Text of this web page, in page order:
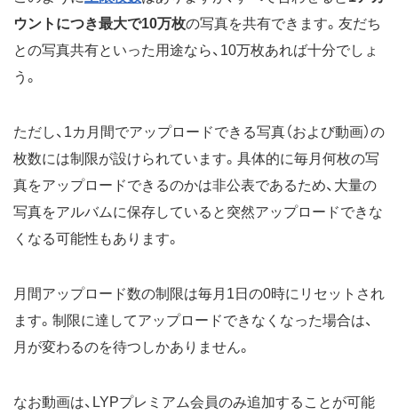
ウントにつき最大で10万枚の写真を共有できます。友だち
との写真共有といった用途なら、10万枚あれば十分でしょ
う。
ただし、1カ月間でアップロードできる写真（および動画）の
枚数には制限が設けられています。具体的に毎月何枚の写
真をアップロードできるのかは非公表であるため、大量の
写真をアルバムに保存していると突然アップロードできな
くなる可能性もあります。
月間アップロード数の制限は毎月1日の0時にリセットされ
ます。制限に達してアップロードできなくなった場合は、
月が変わるのを待つしかありません。
なお動画は、LYPプレミアム会員のみ追加することが可能